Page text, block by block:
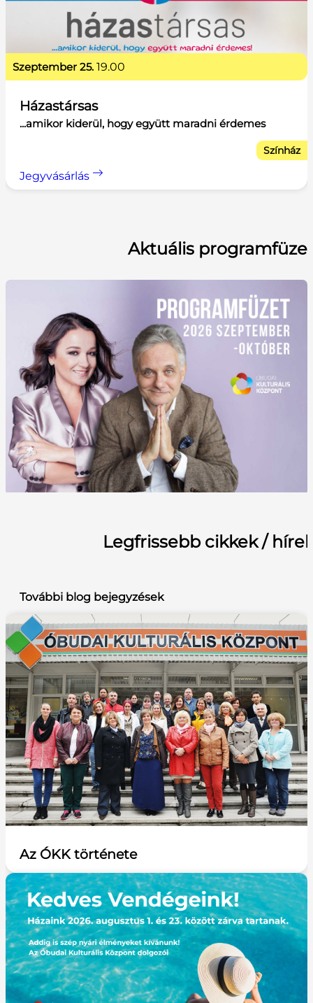
Házastársas
...amikor kiderül, hogy együtt maradni érdemes
szeptember 25. 19.00
Jegyvásárlás
Színház
Aktuális
Legfrissebb cikkek /
További blog bejegyzések
Az ÓKK története